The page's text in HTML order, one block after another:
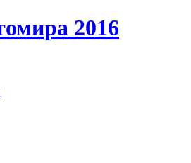
2016